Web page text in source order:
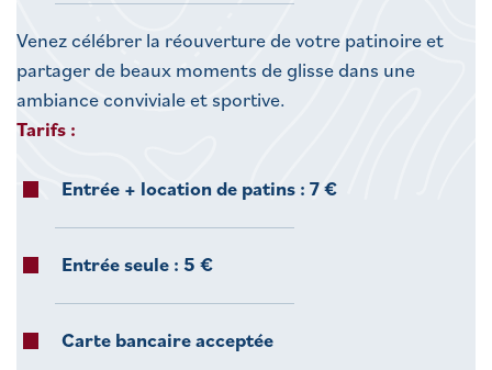
Venez célébrer la réouverture de votre patinoire et
partager de beaux moments de glisse dans une
ambiance conviviale et sportive.
Tarifs :
Entrée + location de patins : 7 €
Entrée seule : 5 €
Carte bancaire acceptée